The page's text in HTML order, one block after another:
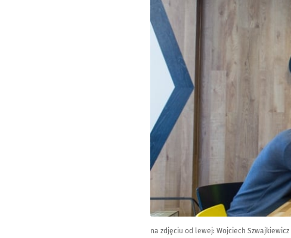
na zdjęciu od lewej: Wojciech Szwajkiewicz